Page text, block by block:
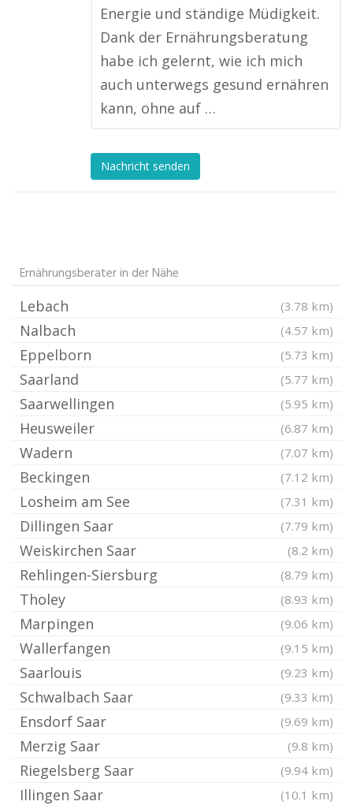
Energie und ständige Müdigkeit.
Dank der Ernährungsberatung
habe ich gelernt, wie ich mich
auch unterwegs gesund ernähren
kann, ohne auf …
Nachricht senden
Ernährungsberater in der Nähe
Lebach (3.78 km)
Nalbach (4.57 km)
Eppelborn (5.73 km)
Saarland (5.77 km)
Saarwellingen (5.95 km)
Heusweiler (6.87 km)
Wadern (7.07 km)
Beckingen (7.12 km)
Losheim am See (7.31 km)
Dillingen Saar (7.79 km)
Weiskirchen Saar (8.2 km)
Rehlingen-Siersburg (8.79 km)
Tholey (8.93 km)
Marpingen (9.06 km)
Wallerfangen (9.15 km)
Saarlouis (9.23 km)
Schwalbach Saar (9.33 km)
Ensdorf Saar (9.69 km)
Merzig Saar (9.8 km)
Riegelsberg Saar (9.94 km)
Illingen Saar (10.1 km)